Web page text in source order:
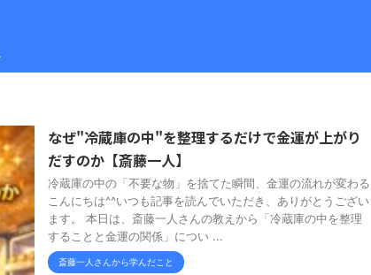
なぜ"冷蔵庫の中"を整理するだけで金運が上がり
だすのか【斎藤一人】
冷蔵庫の中の「不要な物」を捨てた瞬間、金運の流れが変わる
こんにちは^^いつも記事を読んでいただき、ありがとうござい
ます。 本日は、斎藤一人さんの教えから「冷蔵庫の中を整理
することと金運の関係」につい ...
斎藤一人さんから学んだこと